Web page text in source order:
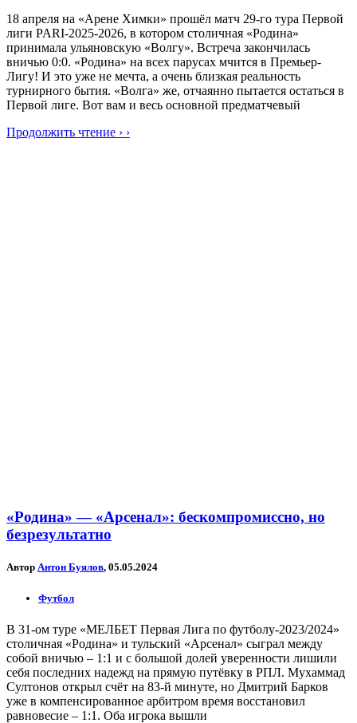
18 апреля на «Арене Химки» прошёл матч 29-го тура Первой
лиги PARI-2025-2026, в котором столичная «Родина»
принимала ульяновскую «Волгу». Встреча закончилась
вничью 0:0. «Родина» на всех парусах мчится в Премьер-
Лигу! И это уже не мечта, а очень близкая реальность
турнирного бытия. «Волга» же, отчаянно пытается остаться в
Первой лиге. Вот вам и весь основной предматчевый
Продолжить чтение › ›
«Родина» — «Арсенал»: бескомпромиссно, но
безрезультатно
Автор Антон Буялов, 05.05.2024
Футбол
В 31-ом туре «МЕЛБЕТ Первая Лига по футболу-2023/2024»
столичная «Родина» и тульский «Арсенал» сыграл между
собой вничью – 1:1 и с большой долей уверенности лишили
себя последних надежд на прямую путёвку в РПЛ. Мухаммад
Султонов открыл счёт на 83-й минуте, но Дмитрий Барков
уже в компенсированное арбитром время восстановил
равновесие – 1:1. Оба игрока вышли